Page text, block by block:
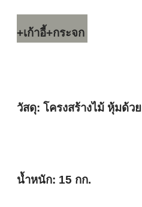
+เก้าอี้+กระจก
วัสดุ: โครงสร้างไม้ หุ้มด้ว
น้ำหนัก: 15 กก.